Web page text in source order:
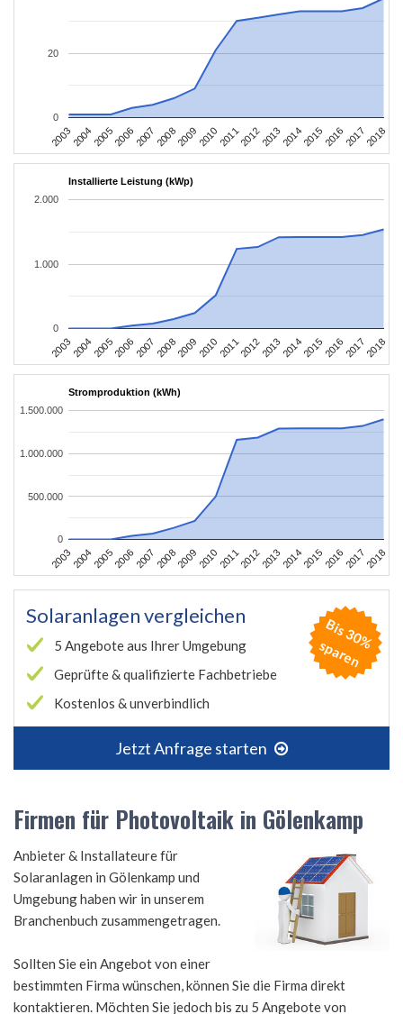
2003200420052006200720082009201020112012201320142015201620172018
0
20
Installierte Leistung (kWp)
2003200420052006200720082009201020112012201320142015201620172018
0
1.000
2.000
Stromproduktion (kWh)
2003200420052006200720082009201020112012201320142015201620172018
0
500.000
1.000.000
1.500.000
Solaranlagen vergleichen
5 Angebote aus Ihrer Umgebung
Geprüfte & qualifizierte Fachbetriebe
Kostenlos & unverbindlich
Jetzt Anfrage starten
B
is
3
0
%
s
p
a
r
e
n
Firmen für Photovoltaik in Gölenkamp
Anbieter & Installateure für
Solaranlagen in Gölenkamp und
Umgebung haben wir in unserem
Branchenbuch zusammengetragen.
Sollten Sie ein Angebot von einer
bestimmten Firma wünschen, können Sie die Firma direkt
kontaktieren. Möchten Sie jedoch bis zu 5 Angebote von